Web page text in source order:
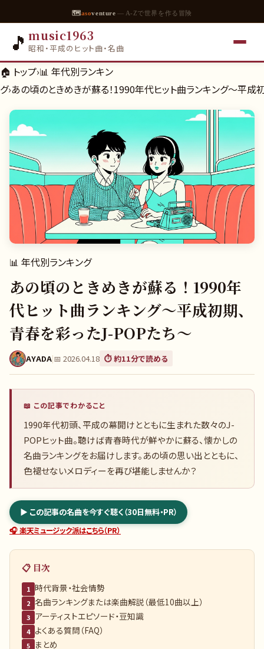
🗺asoventure — A-Zで世界を作る冒険
🎵 music1963
昭和・平成のヒット曲・名曲
🏠 トップ›📊 年代別ランキン
グ›あの頃のときめきが蘇る！1990年代ヒット曲ランキング～平成
📊 年代別ランキング
あの頃のときめきが蘇る！1990年
代ヒット曲ランキング～平成初期、
青春を彩ったJ-POPたち～
AYADA|📅 2026.04.18 ⏱️ 約11分で読める
📖 この記事でわかること
1990年代初頭、平成の幕開けとともに生まれた数々のJ-
POPヒット曲。聴けば青春時代が鮮やかに蘇る、懐かしの
名曲ランキングをお届けします。あの頃の思い出とともに、
色褪せないメロディーを再び堪能しませんか？
▶ この記事の名曲を今すぐ聴く（30日無料・PR）
🎧 楽天ミュージック派はこちら（PR）
📋 目次
1 時代背景・社会情勢
2 名曲ランキングまたは楽曲解説（最低10曲以上）
3 アーティストエピソード・豆知識
4 よくある質問（FAQ）
5 まとめ